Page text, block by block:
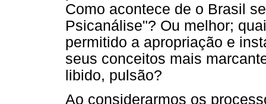
Como acontece de o Brasil
Psicanálise"? Ou melhor;
permitido a apropriação e
seus conceitos mais
libido, pulsão?
Ao considerarmos os